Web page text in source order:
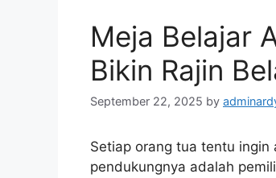
Meja Belajar
Bikin Rajin
September 22, 2025 by
Setiap orang tua tentu
pendukungnya adalah